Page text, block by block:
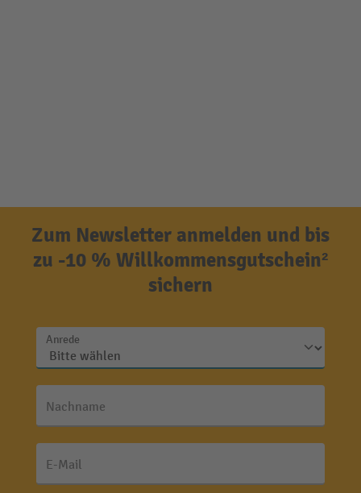
Zum Newsletter anmelden und bis
zu -10 % Willkommensgutschein²
sichern
Anrede
Nachname
E-Mail